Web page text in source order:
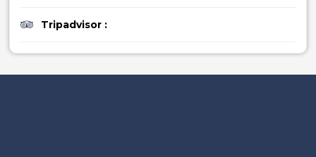
Tripadvisor :